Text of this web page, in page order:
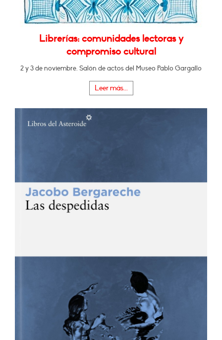
Librerías: comunidades lectoras y
compromiso cultural
2 y 3 de noviembre. Salón de actos del Museo Pablo Gargallo
Leer más...